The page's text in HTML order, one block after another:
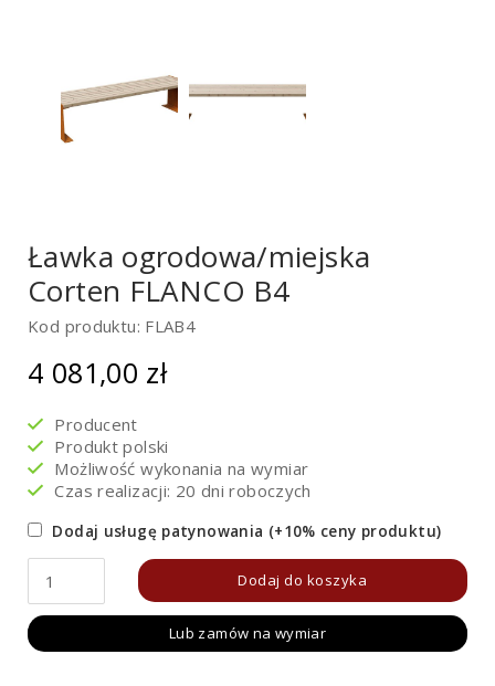
Ławka ogrodowa/miejska
Corten FLANCO B4
Kod produktu: FLAB4
4 081,00 zł
Producent
Produkt polski
Możliwość wykonania na wymiar
Czas realizacji: 20 dni roboczych
Dodaj usługę patynowania (+10% ceny produktu)
ilość
Ławka
ogrodowa/miejska
Dodaj do koszyka
Lub zamów na wymiar